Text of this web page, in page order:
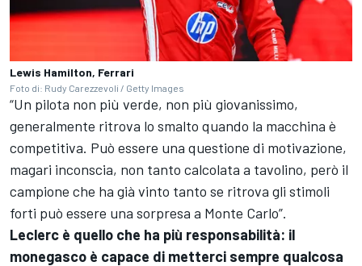
Lewis Hamilton, Ferrari
Foto di: Rudy Carezzevoli / Getty Images
“Un pilota non più verde, non più giovanissimo,
generalmente ritrova lo smalto quando la macchina è
competitiva. Può essere una questione di motivazione,
magari inconscia, non tanto calcolata a tavolino, però il
campione che ha già vinto tanto se ritrova gli stimoli
forti può essere una sorpresa a Monte Carlo”.
Leclerc è quello che ha più responsabilità: il
monegasco è capace di metterci sempre qualcosa